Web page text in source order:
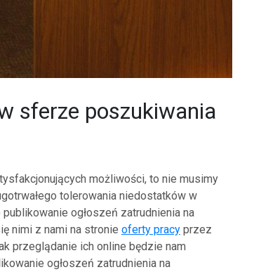
sferze poszukiwania
możliwości, to nie musimy
tolerowania niedostatków w
ogłoszeń zatrudnienia na
nimi z nami na stronie oferty pracyprzez
przeglądanie ich online będzie nam
ogłoszeń zatrudnienia na